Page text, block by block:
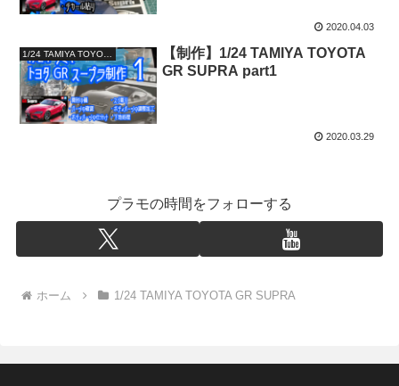
2020.04.03
【制作】1/24 TAMIYA TOYOTA
GR SUPRA part1
2020.03.29
プラモの時間をフォローする
ホーム 1/24 TAMIYA TOYOTA GR SUPRA